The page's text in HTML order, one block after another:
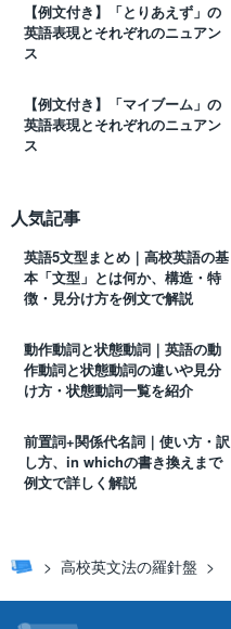
【例文付き】「とりあえず」の
英語表現とそれぞれのニュアン
ス
【例文付き】「マイブーム」の
英語表現とそれぞれのニュアン
ス
人気記事
英語5文型まとめ｜高校英語の基
本「文型」とは何か、構造・特
徴・見分け方を例文で解説
動作動詞と状態動詞｜英語の動
作動詞と状態動詞の違いや見分
け方・状態動詞一覧を紹介
前置詞+関係代名詞｜使い方・訳
し方、in whichの書き換えまで
例文で詳しく解説
高校英文法の羅針盤